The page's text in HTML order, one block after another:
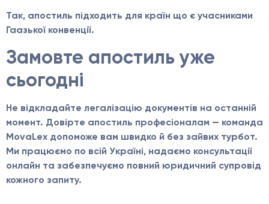
Так, апостиль підходить для країн що є учасниками
Гаазької конвенції.
Замовте апостиль уже
сьогодні
Не відкладайте легалізацію документів на останній
момент. Довірте апостиль професіоналам — команда
MovaLex допоможе вам швидко й без зайвих турбот.
Ми працюємо по всій Україні, надаємо консультації
онлайн та забезпечуємо повний юридичний супровід
кожного запиту.